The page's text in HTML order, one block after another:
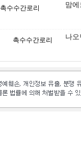
촉수수간로리 맘
촉수수간로리 나